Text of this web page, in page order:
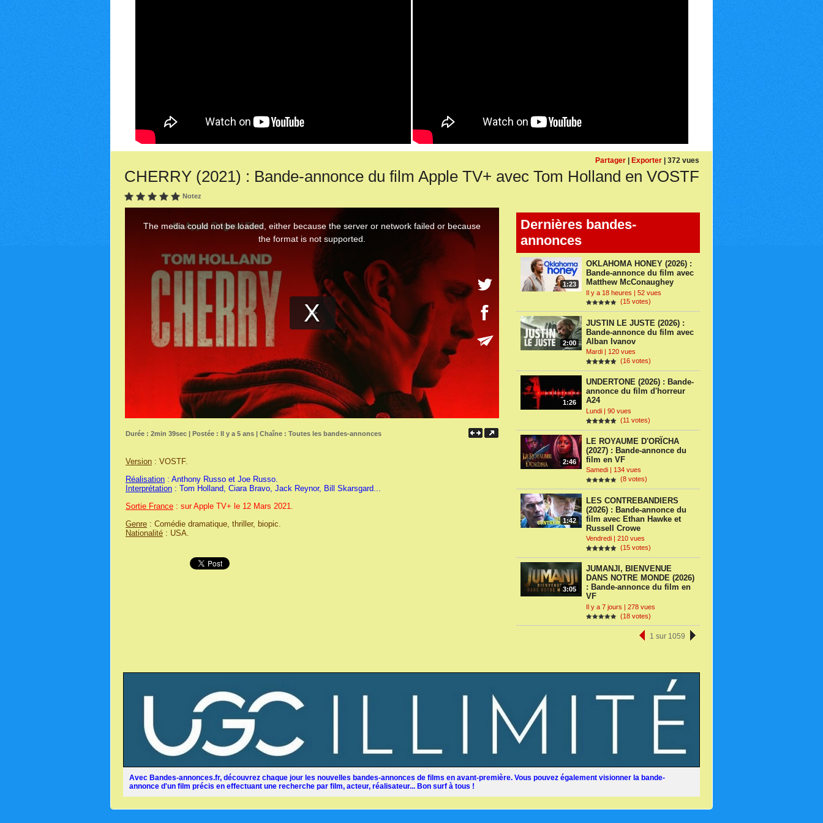
Partager | Exporter | 372 vues
CHERRY (2021) : Bande-annonce du film Apple TV+ avec Tom Holland en VOSTF
Notez
Dernières bandes-
annonces
1:23
OKLAHOMA HONEY (2026) :
Bande-annonce du film avec
Matthew McConaughey
Il y a 18 heures | 52 vues
(15 votes)
2:00
JUSTIN LE JUSTE (2026) :
Bande-annonce du film avec
Alban Ivanov
Mardi | 120 vues
(16 votes)
1:26
UNDERTONE (2026) : Bande-
annonce du film d'horreur
A24
Lundi | 90 vues
(11 votes)
2:46
LE ROYAUME D'ORÏCHA
(2027) : Bande-annonce du
film en VF
Samedi | 134 vues
(8 votes)
1:42
LES CONTREBANDIERS
(2026) : Bande-annonce du
film avec Ethan Hawke et
Russell Crowe
Vendredi | 210 vues
(15 votes)
3:05
JUMANJI, BIENVENUE
DANS NOTRE MONDE (2026)
: Bande-annonce du film en
VF
Il y a 7 jours | 278 vues
(18 votes)
1 sur 1059
Durée : 2min 39sec | Postée : Il y a 5 ans | Chaîne : Toutes les bandes-annonces
Version : VOSTF.
Réalisation : Anthony Russo et Joe Russo.
Interprétation : Tom Holland, Ciara Bravo, Jack Reynor, Bill Skarsgard...
Sortie France : sur Apple TV+ le 12 Mars 2021.
Genre : Comédie dramatique, thriller, biopic.
Nationalité : USA.
Avec Bandes-annonces.fr, découvrez chaque jour les nouvelles bandes-annonces de films en avant-première. Vous pouvez également visionner la bande-
annonce d'un film précis en effectuant une recherche par film, acteur, réalisateur... Bon surf à tous !